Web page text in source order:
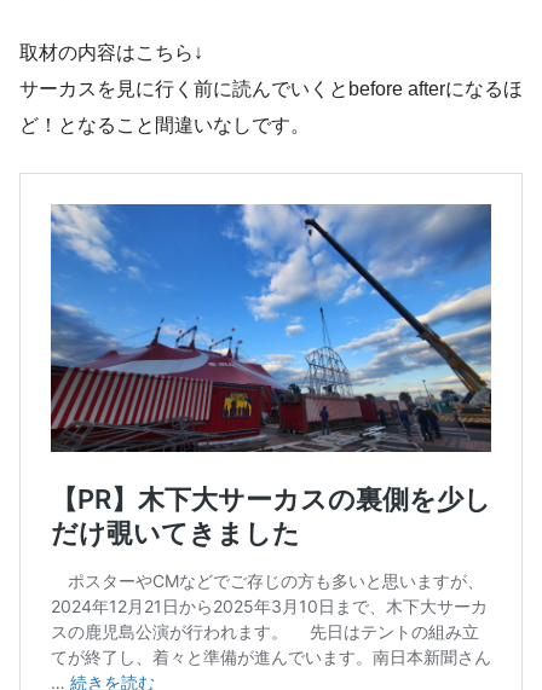
取材の内容はこちら↓
サーカスを見に行く前に読んでいくとbefore afterになるほ
ど！となること間違いなしです。